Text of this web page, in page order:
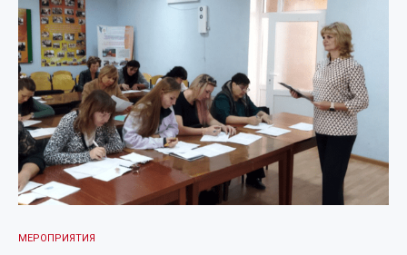
МЕРОПРИЯТИЯ